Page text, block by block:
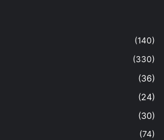
(140)
(330)
(36)
(24)
(30)
(74)